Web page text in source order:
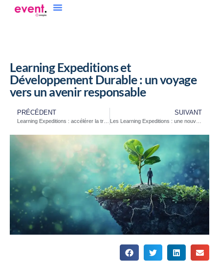
Learning Expeditions et
Développement Durable : un voyage
vers un avenir responsable
PRÉCÉDENT SUIVANT
Les Learning Expeditions : une nouvelle voie pour la cohésion territoriale